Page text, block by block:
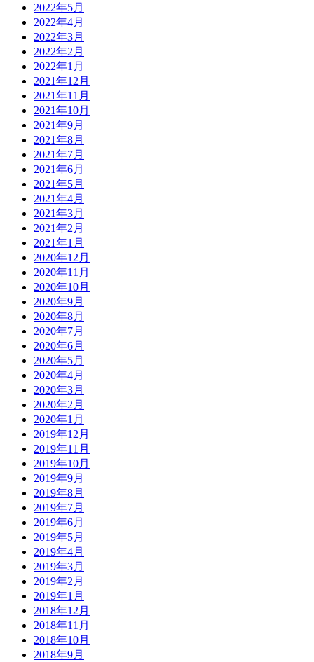
2022年5月
2022年4月
2022年3月
2022年2月
2022年1月
2021年12月
2021年11月
2021年10月
2021年9月
2021年8月
2021年7月
2021年6月
2021年5月
2021年4月
2021年3月
2021年2月
2021年1月
2020年12月
2020年11月
2020年10月
2020年9月
2020年8月
2020年7月
2020年6月
2020年5月
2020年4月
2020年3月
2020年2月
2020年1月
2019年12月
2019年11月
2019年10月
2019年9月
2019年8月
2019年7月
2019年6月
2019年5月
2019年4月
2019年3月
2019年2月
2019年1月
2018年12月
2018年11月
2018年10月
2018年9月